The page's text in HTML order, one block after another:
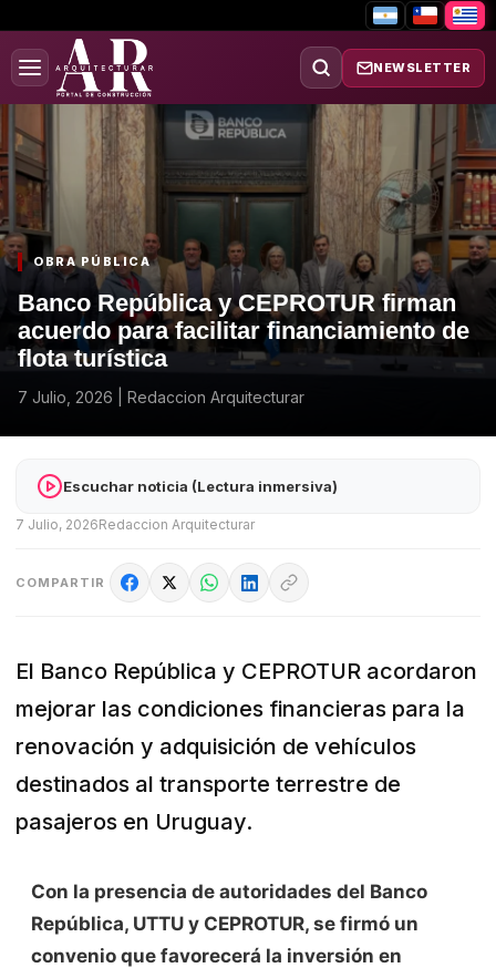
NEWSLETTER
OBRA PÚBLICA
Banco República y CEPROTUR firman
acuerdo para facilitar financiamiento de
flota turística
7 Julio, 2026 Redaccion Arquitecturar
Escuchar noticia (Lectura inmersiva)
7 Julio, 2026Redaccion Arquitecturar
COMPARTIR
El Banco República y CEPROTUR acordaron
mejorar las condiciones financieras para la
renovación y adquisición de vehículos
destinados al transporte terrestre de
pasajeros en Uruguay.
Con la presencia de autoridades del Banco
República, UTTU y CEPROTUR, se firmó un
convenio que favorecerá la inversión en